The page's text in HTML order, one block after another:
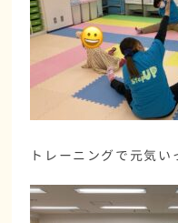
トレーニングで元気い